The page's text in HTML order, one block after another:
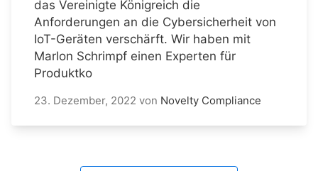
das Vereinigte Königreich die
Anforderungen an die Cybersicherheit von
IoT-Geräten verschärft. Wir haben mit
Marlon Schrimpf einen Experten für
Produktko
23. Dezember, 2022 von Novelty Compliance